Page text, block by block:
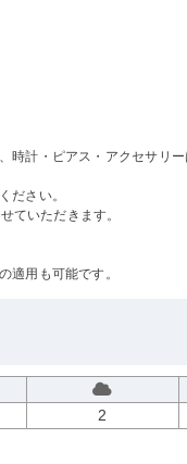
時計・ピアス・アクセサリ
ださい。
ていただきます。
適用も可能です。
2